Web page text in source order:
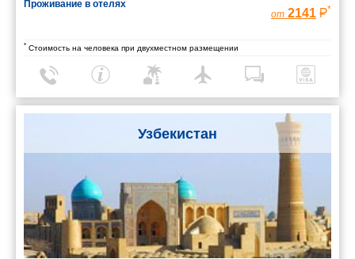
Проживание в отелях
от 2141 *
* Стоимость на человека при двухместном размещении
Узбекистан